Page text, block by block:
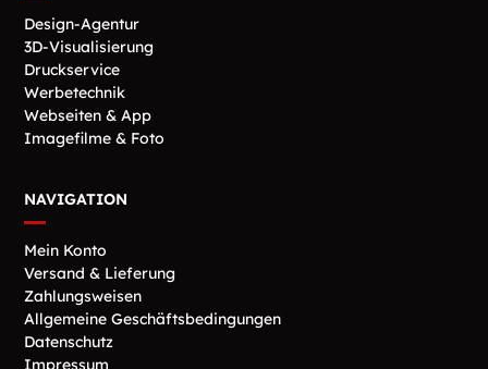
Design-Agentur
3D-Visualisierung
Druckservice
Werbetechnik
Webseiten & App
Imagefilme & Foto
NAVIGATION
Mein Konto
Versand & Lieferung
Zahlungsweisen
Allgemeine Geschäftsbedingungen
Datenschutz
Impressum